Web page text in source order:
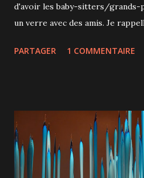
d'avoir les baby-sitters/grands-
un verre avec des amis. Je
servis dans des pots masson et
tequila, vin rouge, jus de
Les cocktails sont faits avec
d'ingrédients et sont par
chez soi. L'ambiance est
PARTAGER 1 COMMENTAIRE